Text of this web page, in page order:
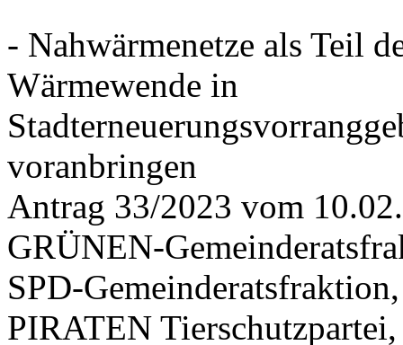
- Nahwärmenetze als Teil
Wärmewende in
voranbringen
Antrag 33/2023 vom
GRÜNEN-
SPD-
PIRATEN Tierschutzpartei,